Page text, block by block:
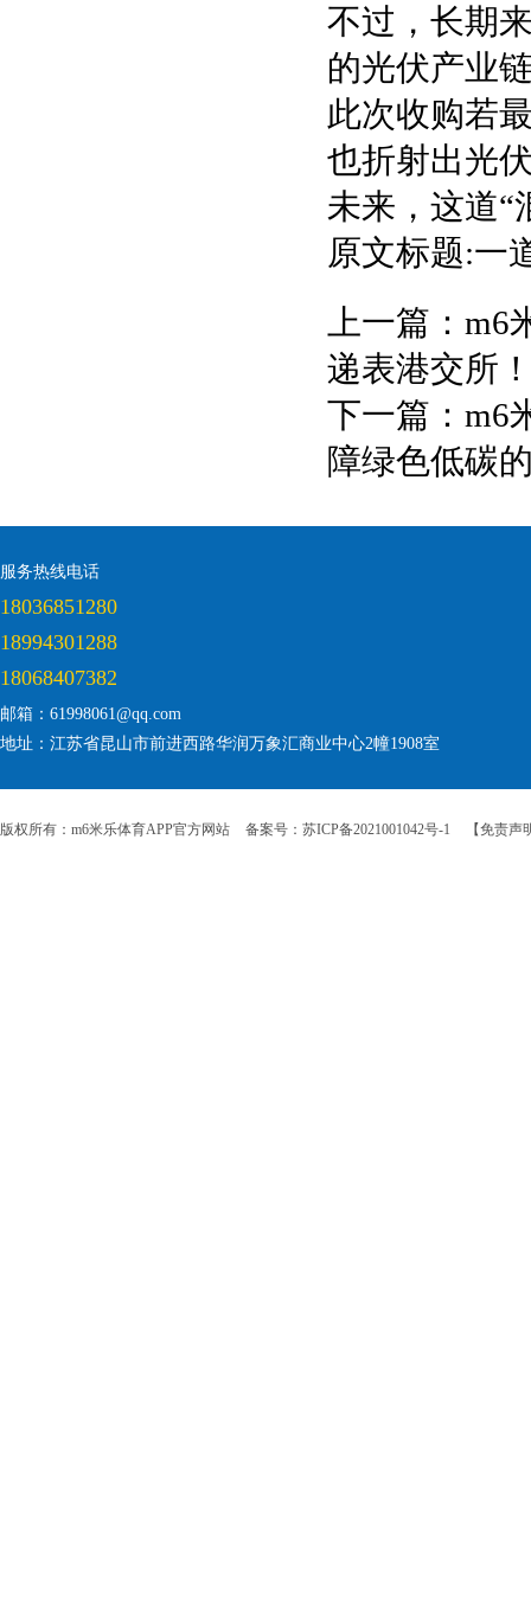
不过，长期
的光伏产业
此次收购若
也折射出光
未来，这道“
原文标题:一
上一篇： m6
递表港交所
下一篇： m6
障绿色低碳
服务热线电话
18036851280
18994301288
18068407382
邮箱：61998061@qq.com
地址：江苏省昆山市前进西路华润万象汇商业中心2幢1908室
版权所有：m6米乐体育APP官方网站 备案号：苏ICP备2021001042号-1 【免责声